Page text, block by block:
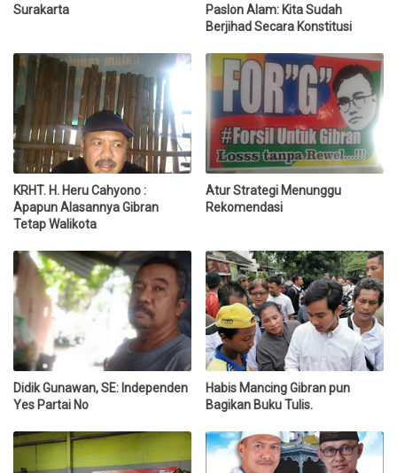
Surakarta
Paslon Alam: Kita Sudah
Berjihad Secara Konstitusi
KRHT. H. Heru Cahyono :
Apapun Alasannya Gibran
Tetap Walikota
Atur Strategi Menunggu
Rekomendasi
Didik Gunawan, SE: Independen
Yes Partai No
Habis Mancing Gibran pun
Bagikan Buku Tulis.